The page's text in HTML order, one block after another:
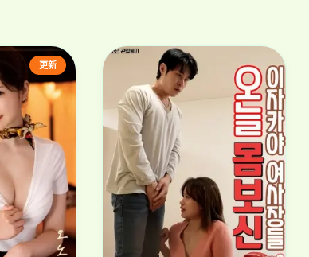
更新